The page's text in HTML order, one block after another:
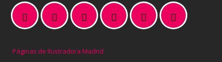
Páginas de Ilustradora Madrid